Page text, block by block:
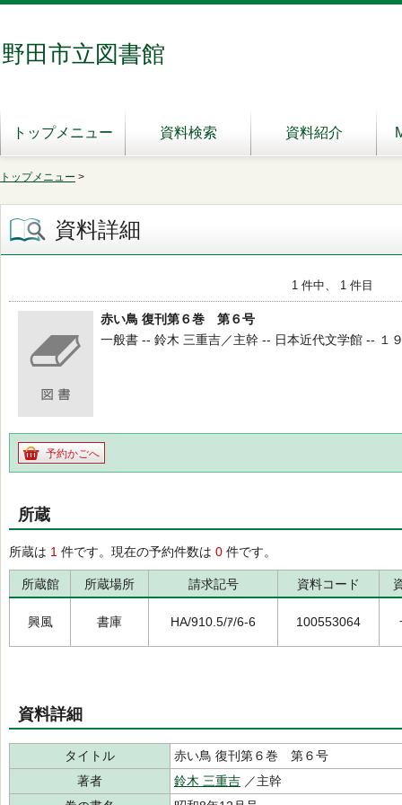
野田市立図書館
トップメニュー 資料検索 資料紹介
トップメニュー >
資料詳細
1 件中、 1 件目
赤い鳥 復刊第６巻 第６号
一般書 -- 鈴木 三重吉／主幹 -- 日本近代文学館 -- １
予約かごへ
所蔵
所蔵は 1 件です。現在の予約件数は 0 件です。
所蔵館 所蔵場所 請求記号 資料コード
興風 書庫 HA/910.5/ｱ/6-6 100553064
資料詳細
タイトル
赤い鳥 復刊第６巻 第６号
著者
鈴木 三重吉 ／主幹